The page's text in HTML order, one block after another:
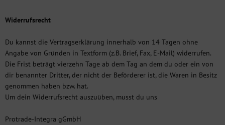
Widerrufsrecht
Du kannst die Vertragserklärung innerhalb von 14 Tagen ohne
Angabe von Gründen in Textform (z.B. Brief, Fax, E-Mail) widerrufen.
Die Frist beträgt vierzehn Tage ab dem Tag an dem du oder ein von
dir benannter Dritter, der nicht der Beförderer ist, die Waren in Besitz
genommen haben bzw. hat.
Um dein Widerrufsrecht auszuüben, musst du uns
Protrade-Integra gGmbH